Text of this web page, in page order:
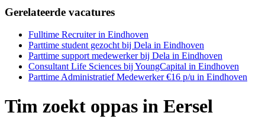
Gerelateerde vacatures
Fulltime Recruiter in Eindhoven
Parttime student gezocht bij Dela in Eindhoven
Parttime support medewerker bij Dela in Eindhoven
Consultant Life Sciences bij YoungCapital in Eindhoven
Parttime Administratief Medewerker €16 p/u in Eindhoven
Tim zoekt oppas in Eersel